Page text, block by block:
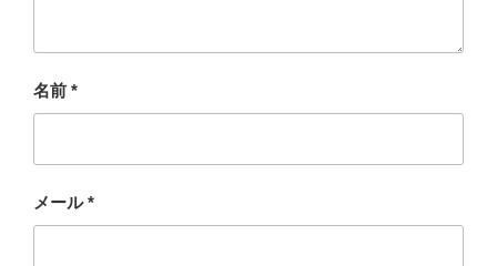
名前 *
メール*